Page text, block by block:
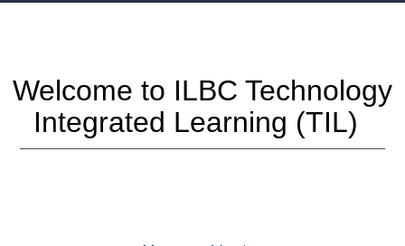
Welcome to ILBC Technology
Integrated Learning (TIL)